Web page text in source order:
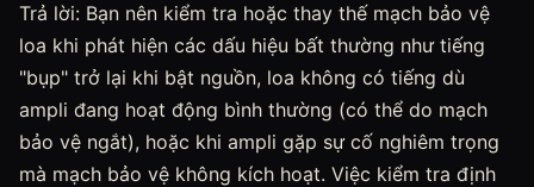
Trả lời: Bạn nên kiểm tra hoặc thay thế mạch bảo vệ
loa khi phát hiện các dấu hiệu bất thường như tiếng
"bụp" trở lại khi bật nguồn, loa không có tiếng dù
ampli đang hoạt động bình thường (có thể do mạch
bảo vệ ngắt), hoặc khi ampli gặp sự cố nghiêm trọng
mà mạch bảo vệ không kích hoạt. Việc kiểm tra định